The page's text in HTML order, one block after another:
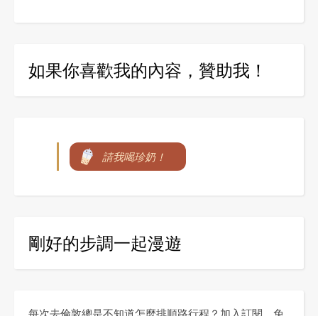
如果你喜歡我的內容，贊助我！
請我喝珍奶！
剛好的步調一起漫遊